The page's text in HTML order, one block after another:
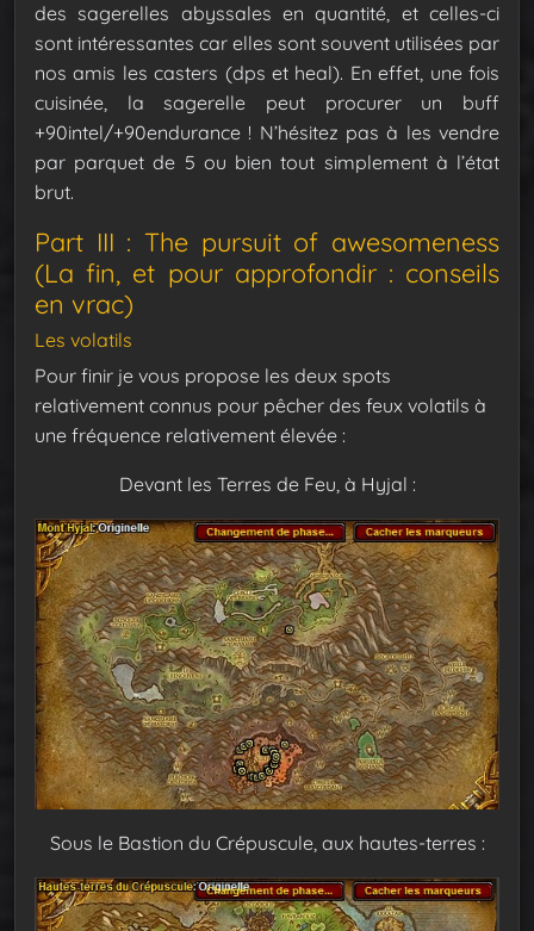
des sagerelles abyssales en quantité, et celles-ci
sont intéressantes car elles sont souvent utilisées par
nos amis les casters (dps et heal). En effet, une fois
cuisinée, la sagerelle peut procurer un buff
+90intel/+90endurance ! N’hésitez pas à les vendre
par parquet de 5 ou bien tout simplement à l’état
brut.
Part III : The pursuit of awesomeness
(La fin, et pour approfondir : conseils
en vrac)
Les volatils
Pour finir je vous propose les deux spots
relativement connus pour pêcher des feux volatils à
une fréquence relativement élevée :
Devant les Terres de Feu, à Hyjal :
Sous le Bastion du Crépuscule, aux hautes-terres :